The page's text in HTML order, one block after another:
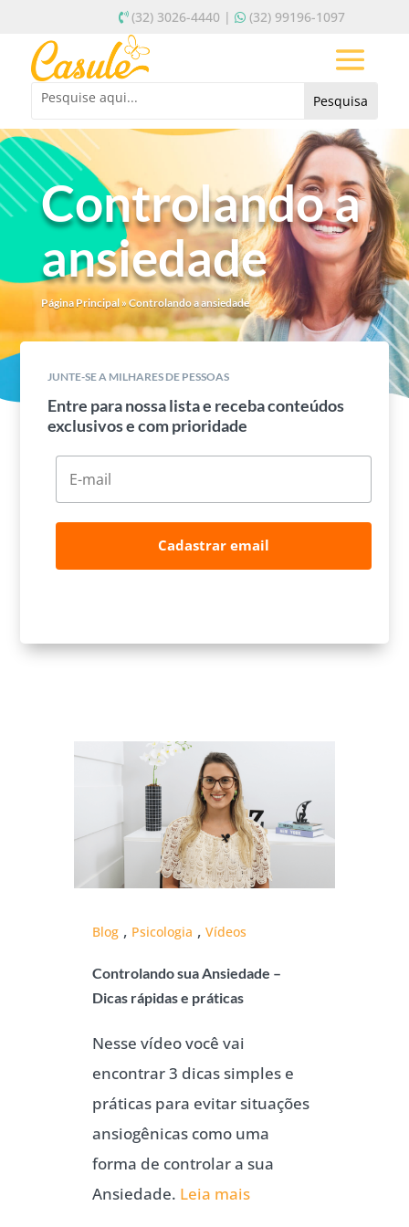
(32) 3026-4440 | (32) 99196-1097
Controlando a
ansiedade
Página Principal» Controlando a ansiedade
JUNTE-SE A MILHARES DE PESSOAS
Entre para nossa lista e receba conteúdos
exclusivos e com prioridade
Cadastrar email
Blog , Psicologia , Vídeos
Controlando sua Ansiedade –
Dicas rápidas e práticas
Nesse vídeo você vai
encontrar 3 dicas simples e
práticas para evitar situações
ansiogênicas como uma
forma de controlar a sua
Ansiedade. Leia mais